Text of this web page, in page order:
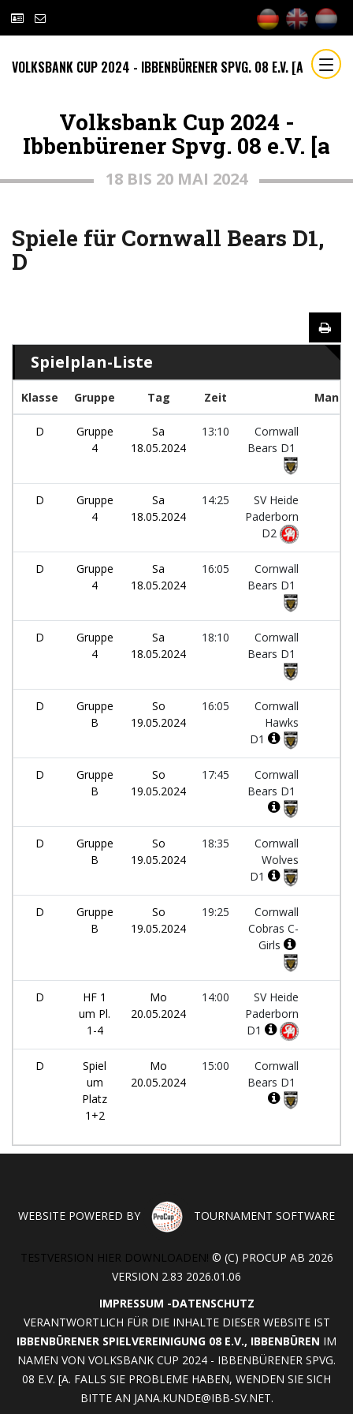
VOLKSBANK CUP 2024 - IBBENBÜRENER SPVG. 08 E.V. [A
Volksbank Cup 2024 -
Ibbenbürener Spvg. 08 e.V. [a
18 BIS 20 MAI 2024
Spiele für Cornwall Bears D1,
D
Spielplan-Liste
Klasse Gruppe Tag Zeit
D
Gruppe
4
Sa
18.05.2024
13:10
Cornwall
Bears D1
D
Gruppe
4
Sa
18.05.2024
14:25
SV Heide
Paderborn
D2
D
Gruppe
4
Sa
18.05.2024
16:05
Cornwall
Bears D1
D
Gruppe
4
Sa
18.05.2024
18:10
Cornwall
Bears D1
D
Gruppe
B
So
19.05.2024
16:05
Cornwall
Hawks
D1
D
Gruppe
B
So
19.05.2024
17:45
Cornwall
Bears D1
D
Gruppe
B
So
19.05.2024
18:35
Cornwall
Wolves
D1
D
Gruppe
B
So
19.05.2024
19:25
Cornwall
Cobras C-
Girls
D
HF 1
um Pl.
1-4
Mo
20.05.2024
14:00
SV Heide
Paderborn
D1
D
Spiel
um
Platz
1+2
Mo
20.05.2024
15:00
Cornwall
Bears D1
WEBSITE POWERED BY TOURNAMENT SOFTWARE
TESTVERSION HIER DOWNLOADEN! © (C) PROCUP AB 2026
VERSION 2.83 2026.01.06
IMPRESSUM -DATENSCHUTZ
VERANTWORTLICH FÜR DIE INHALTE DIESER WEBSITE IST
IBBENBÜRENER SPIELVEREINIGUNG 08 E.V., IBBENBÜREN IM
NAMEN VON VOLKSBANK CUP 2024 - IBBENBÜRENER SPVG.
08 E.V. [A. FALLS SIE PROBLEME HABEN, WENDEN SIE SICH
BITTE AN JANA.KUNDE@IBB-SV.NET.